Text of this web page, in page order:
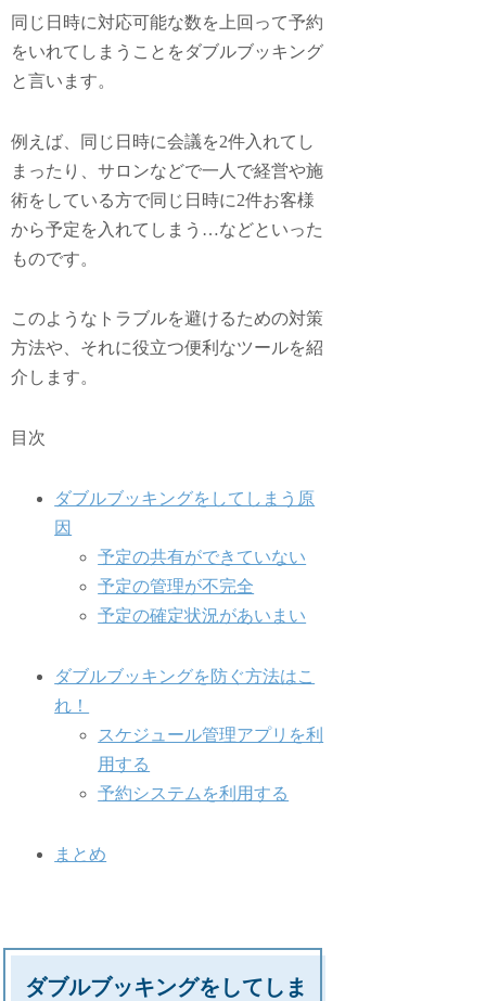
同じ日時に対応可能な数を上回って予約
をいれてしまうことをダブルブッキング
と言います。
例えば、同じ日時に会議を2件入れてし
まったり、サロンなどで一人で経営や施
術をしている方で同じ日時に2件お客様
から予定を入れてしまう…などといった
ものです。
このようなトラブルを避けるための対策
方法や、それに役立つ便利なツールを紹
介します。
目次
ダブルブッキングをしてしまう原
因
予定の共有ができていない
予定の管理が不完全
予定の確定状況があいまい
ダブルブッキングを防ぐ方法はこ
れ！
スケジュール管理アプリを利
用する
予約システムを利用する
まとめ
ダブルブッキングをしてしま